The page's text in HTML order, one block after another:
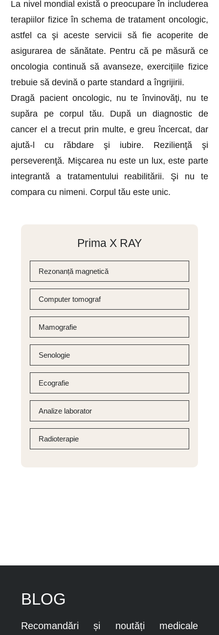
La nivel mondial există o preocupare în includerea
terapiilor fizice în schema de tratament oncologic,
astfel ca şi aceste servicii să fie acoperite de
asigurarea de sănătate. Pentru că pe măsură ce
oncologia continuă să avanseze, exercițiile fizice
trebuie să devină o parte standard a îngrijirii.
Dragă pacient oncologic, nu te învinovăţi, nu te
supăra pe corpul tău. După un diagnostic de
cancer el a trecut prin multe, e greu încercat, dar
ajută-l cu răbdare şi iubire. Rezilienţă şi
perseverenţă. Mişcarea nu este un lux, este parte
integrantă a tratamentului reabilitării. Şi nu te
compara cu nimeni. Corpul tău este unic.
Prima X RAY
Rezonanță magnetică
Computer tomograf
Mamografie
Senologie
Ecografie
Analize laborator
Radioterapie
BLOG
Recomandări și noutăți medicale